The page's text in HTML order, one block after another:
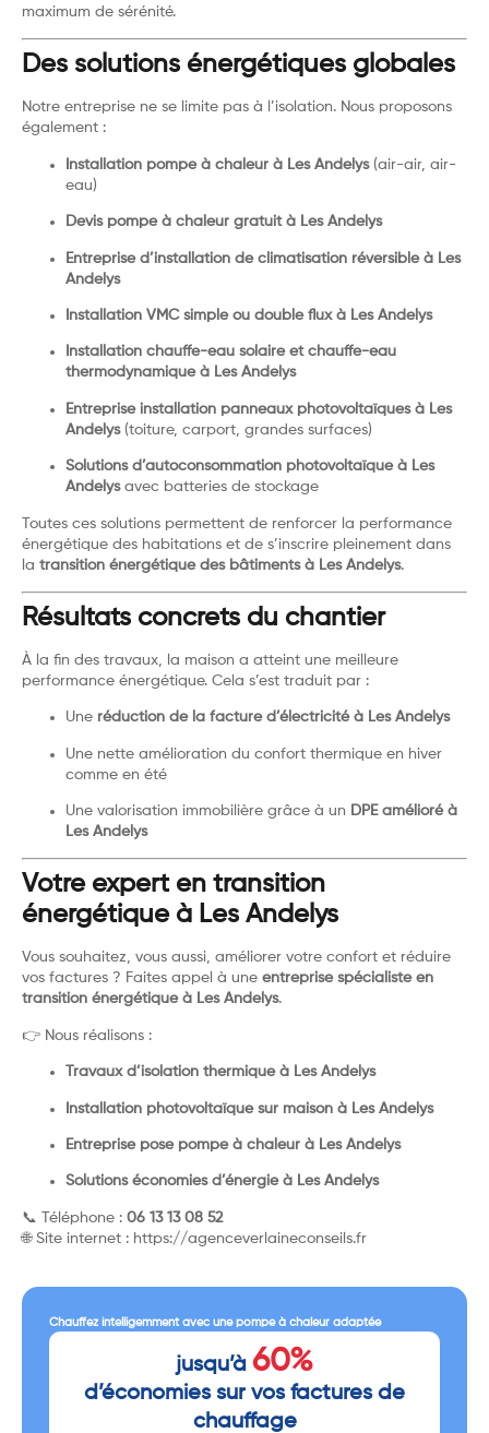
maximum de sérénité.
Des solutions énergétiques globales
Notre entreprise ne se limite pas à l’isolation. Nous proposons
également :
Installation pompe à chaleur à Les Andelys(air-air, air-
eau)
Devis pompe à chaleur gratuit à Les Andelys
Entreprise d’installation de climatisation réversible à Les
Andelys
Installation VMC simple ou double flux à Les Andelys
Installation chauffe-eau solaire et chauffe-eau
thermodynamique à Les Andelys
Entreprise installation panneaux photovoltaïques à Les
Andelys(toiture, carport, grandes surfaces)
Solutions d’autoconsommation photovoltaïque à Les
Andelysavec batteries de stockage
Toutes ces solutions permettent de renforcer la performance
énergétique des habitations et de s’inscrire pleinement dans
la transition énergétique des bâtiments à Les Andelys.
Résultats concrets du chantier
À la fin des travaux, la maison a atteint une meilleure
performance énergétique. Cela s’est traduit par :
Une réduction de la facture d’électricité à Les Andelys
Une nette amélioration du confort thermique en hiver
comme en été
Une valorisation immobilière grâce à un DPE amélioré à
Les Andelys
Votre expert en transition
énergétique à Les Andelys
Vous souhaitez, vous aussi, améliorer votre confort et réduire
vos factures ? Faites appel à une entreprise spécialiste en
transition énergétique à Les Andelys.
👉 Nous réalisons :
Travaux d’isolation thermique à Les Andelys
Installation photovoltaïque sur maison à Les Andelys
Entreprise pose pompe à chaleur à Les Andelys
Solutions économies d’énergie à Les Andelys
📞 Téléphone : 06 13 13 08 52
🌐 Site internet : https://agenceverlaineconseils.fr
Chauffez intelligemment avec une pompe à chaleur adaptée
jusqu’à 60%
d’économies sur vos factures de
chauffage